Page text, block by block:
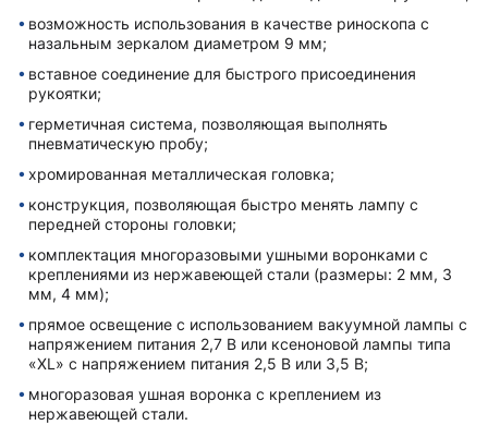
возможность использования в качестве риноскопа с
назальным зеркалом диаметром 9 мм;
вставное соединение для быстрого присоединения
рукоятки;
герметичная система, позволяющая выполнять
пневматическую пробу;
хромированная металлическая головка;
конструкция, позволяющая быстро менять лампу с
передней стороны головки;
комплектация многоразовыми ушными воронками с
креплениями из нержавеющей стали (размеры: 2 мм, 3
мм, 4 мм);
прямое освещение с использованием вакуумной лампы с
напряжением питания 2,7 В или ксеноновой лампы типа
«XL» с напряжением питания 2,5 В или 3,5 В;
многоразовая ушная воронка с креплением из
нержавеющей стали.